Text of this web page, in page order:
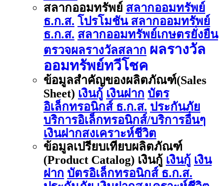
สลากออมทรัพย์ สลากออมทรัพย์
ธ.ก.ส. โปรโมชัน สลากออมทรัพย์
ธ.ก.ส. สลากออมทรัพย์เกษตรยั่งยืน
ตรวจผลรางวัลสลาก ผลรางวัล
ออมทรัพย์ทวีโชค
ข้อมูลสำคัญของผลิตภัณฑ์(Sales
Sheet) เงินกู้ เงินฝาก บัตร
อิเล็กทรอนิกส์ ธ.ก.ส. ประกันภัย
บริการอิเล็กทรอนิกส์/บริการอื่นๆ
เงินฝากสงเคราะห์ชีวิต
ข้อมูลเปรียบเทียบผลิตภัณฑ์
(Product Catalog) เงินกู้ เงินกู้ เงิน
ฝาก บัตรอิเล็กทรอนิกส์ ธ.ก.ส.